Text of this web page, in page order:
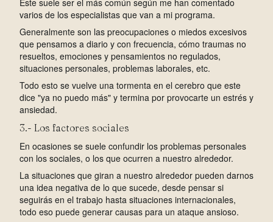
Este suele ser el más común según me han comentado
varios de los especialistas que van a mi programa.
Generalmente son las preocupaciones o miedos excesivos
que pensamos a diario y con frecuencia, cómo traumas no
resueltos, emociones y pensamientos no regulados,
situaciones personales, problemas laborales, etc.
Todo esto se vuelve una tormenta en el cerebro que este
dice "ya no puedo más" y termina por provocarte un estrés y
ansiedad.
3.- Los factores sociales
En ocasiones se suele confundir los problemas personales
con los sociales, o los que ocurren a nuestro alrededor.
La situaciones que giran a nuestro alrededor pueden darnos
una idea negativa de lo que sucede, desde pensar si
seguirás en el trabajo hasta situaciones internacionales,
todo eso puede generar causas para un ataque ansioso.